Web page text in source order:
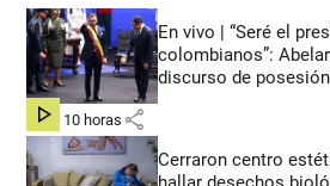
En vivo | “Seré el
colombianos”:
discurso de posesión
hace 10 horas share
Cerraron centro